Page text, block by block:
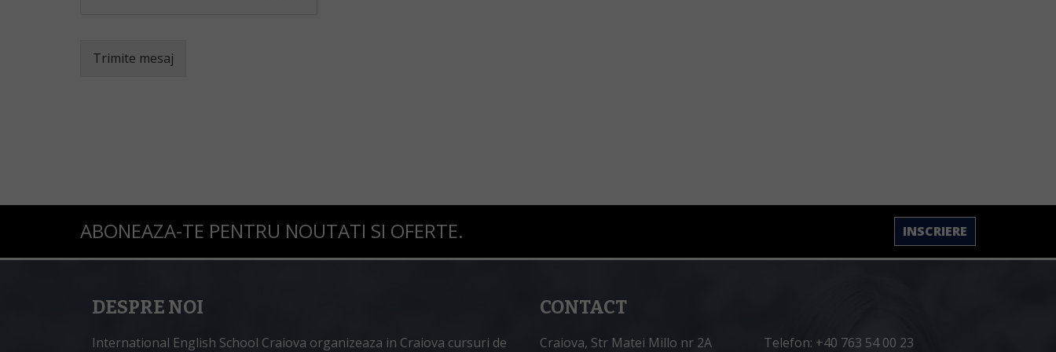
Trimite mesaj
INSCRIERE
ABONEAZA-TE PENTRU NOUTATI SI OFERTE.
DESPRE NOI
International English School Craiova organizeaza in Craiova cursuri de
CONTACT
Craiova, Str Matei Millo nr 2A Telefon: +40 763 54 00 23